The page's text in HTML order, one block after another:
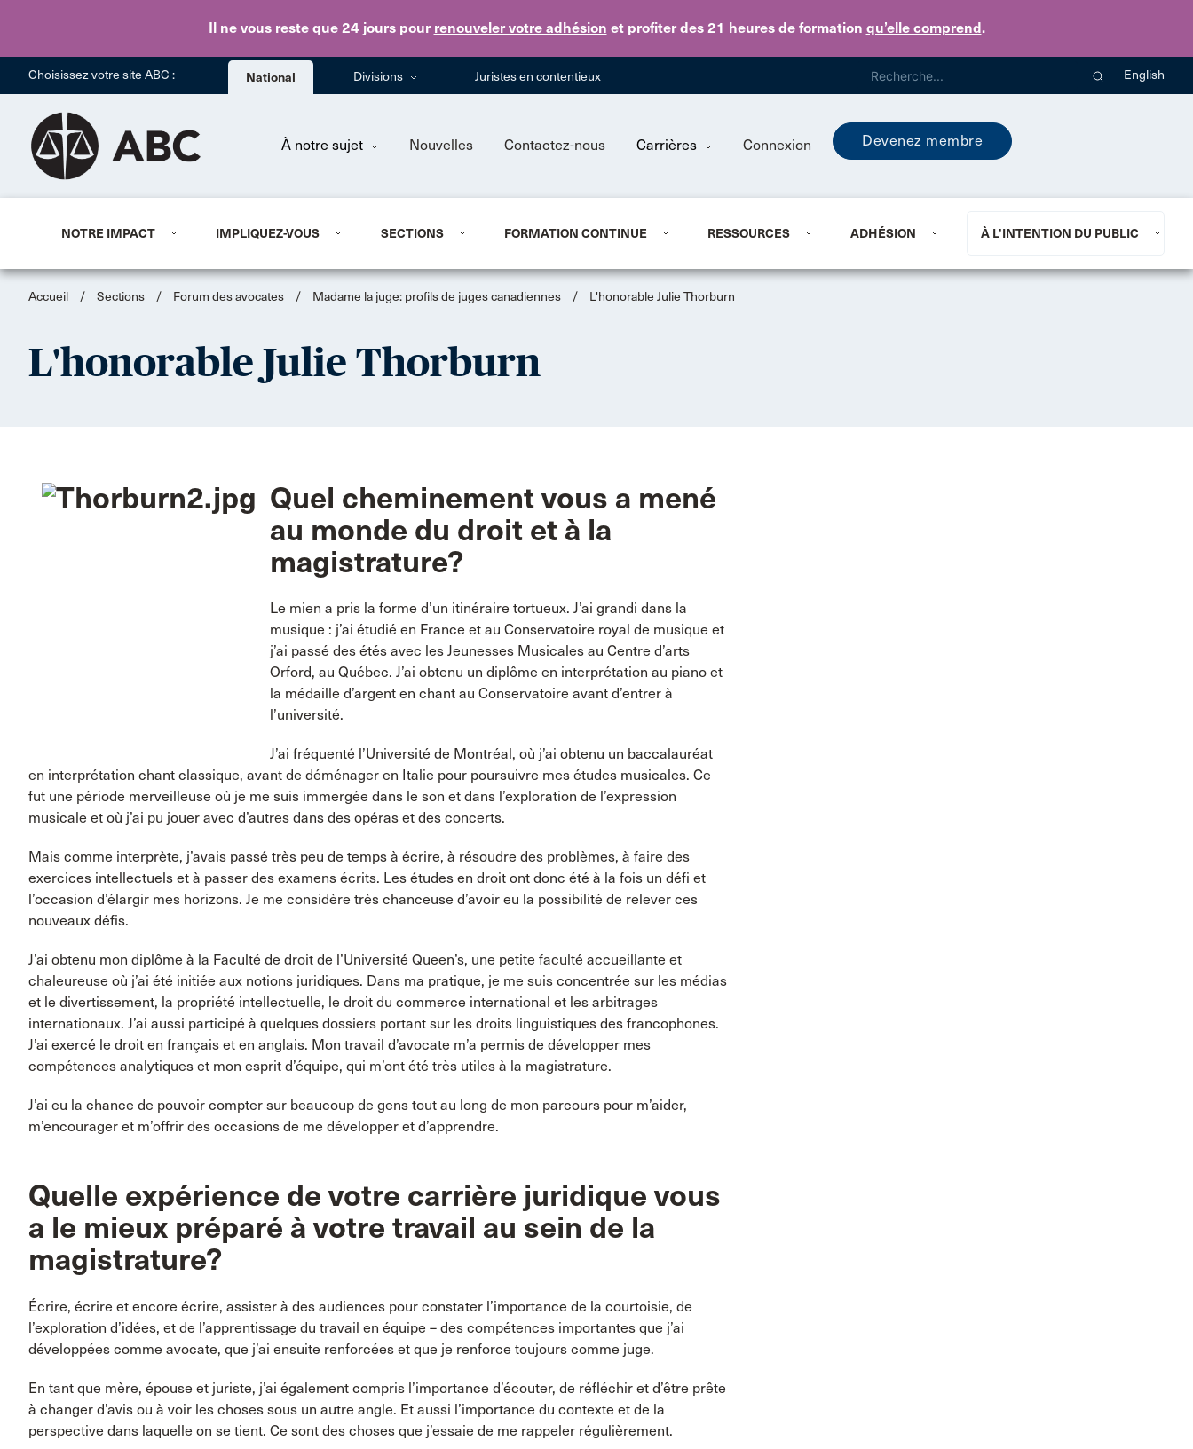
Il ne vous reste que 24 jourspour renouveler votre adhésion et profiter des 21 heures de formation qu’elle comprend.
Skip to main content
Choisissez votre site ABC : National Divisions Juristes en contentieux English
À notre sujet Nouvelles Contactez-nous Carrières Connexion Devenez membre
NOTRE IMPACT IMPLIQUEZ-VOUS SECTIONS FORMATION CONTINUE RESSOURCES ADHÉSION À L’INTENTION DU PUBLIC
Accueil / Sections / Forum des avocates / Madame la juge: profils de juges canadiennes / L'honorable Julie Thorburn
L'honorable Julie Thorburn
Quel cheminement vous a mené
au monde du droit et à la
magistrature?
Le mien a pris la forme d’un itinéraire tortueux. J’ai grandi dans la
musique : j’ai étudié en France et au Conservatoire royal de musique et
j’ai passé des étés avec les Jeunesses Musicales au Centre d’arts
Orford, au Québec. J’ai obtenu un diplôme en interprétation au piano et
la médaille d’argent en chant au Conservatoire avant d’entrer à
l’université.
J’ai fréquenté l’Université de Montréal, où j’ai obtenu un baccalauréat
en interprétation chant classique, avant de déménager en Italie pour poursuivre mes études musicales. Ce
fut une période merveilleuse où je me suis immergée dans le son et dans l’exploration de l’expression
musicale et où j’ai pu jouer avec d’autres dans des opéras et des concerts.
Mais comme interprète, j’avais passé très peu de temps à écrire, à résoudre des problèmes, à faire des
exercices intellectuels et à passer des examens écrits. Les études en droit ont donc été à la fois un défi et
l’occasion d’élargir mes horizons. Je me considère très chanceuse d’avoir eu la possibilité de relever ces
nouveaux défis.
J’ai obtenu mon diplôme à la Faculté de droit de l’Université Queen’s, une petite faculté accueillante et
chaleureuse où j’ai été initiée aux notions juridiques. Dans ma pratique, je me suis concentrée sur les médias
et le divertissement, la propriété intellectuelle, le droit du commerce international et les arbitrages
internationaux. J’ai aussi participé à quelques dossiers portant sur les droits linguistiques des francophones.
J’ai exercé le droit en français et en anglais. Mon travail d’avocate m’a permis de développer mes
compétences analytiques et mon esprit d’équipe, qui m’ont été très utiles à la magistrature.
J’ai eu la chance de pouvoir compter sur beaucoup de gens tout au long de mon parcours pour m’aider,
m’encourager et m’offrir des occasions de me développer et d’apprendre.
Quelle expérience de votre carrière juridique vous
a le mieux préparé à votre travail au sein de la
magistrature?
Écrire, écrire et encore écrire, assister à des audiences pour constater l’importance de la courtoisie, de
l’exploration d’idées, et de l’apprentissage du travail en équipe – des compétences importantes que j’ai
développées comme avocate, que j’ai ensuite renforcées et que je renforce toujours comme juge.
En tant que mère, épouse et juriste, j’ai également compris l’importance d’écouter, de réfléchir et d’être prête
à changer d’avis ou à voir les choses sous un autre angle. Et aussi l’importance du contexte et de la
perspective dans laquelle on se tient. Ce sont des choses que j’essaie de me rappeler régulièrement.